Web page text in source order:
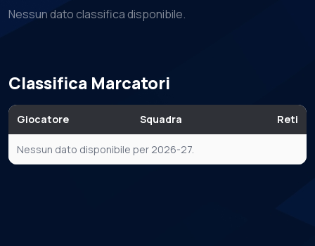
Nessun dato classifica disponibile.
Classifica Marcatori
Giocatore Squadra Reti
Nessun dato disponibile per 2026-27.